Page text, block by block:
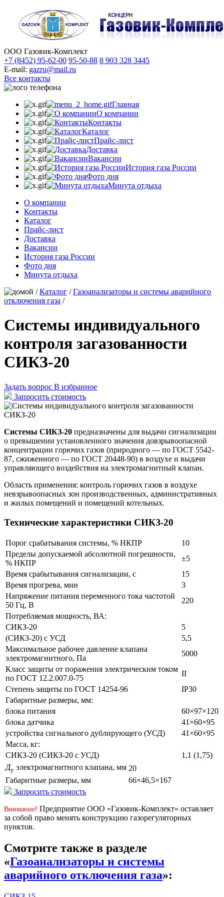
ООО Газовик-Комплект
+7 (8452) 95-62-00 95-50-88 8 903 328 3445
E-mail: gazru@mail.ru
Все контакты
Главная
О компании
Контакты
Каталог
Прайс-лист
Доставка
Вакансии
История газа России
Фото дня
Минута отдыха
О компании
Контакты
Каталог
Прайс-лист
Доставка
Вакансии
История газа России
Фото дня
Минута отдыха
/Каталог /Газоанализаторы и системы аварийного
отключения газа /
Системы индивидуального
контроля загазованности
СИКЗ-20
Задать вопрос В избранное
Запросить стоимость
Системы СИКЗ-20 предназначены для выдачи сигнализации
о превышении установленного значения довзрывоопасной
концентрации горючих газов (природного — по ГОСТ 5542-
87, сжиженного — по ГОСТ 20448-90) в воздухе и выдачи
управляющего воздействия на электромагнитный клапан.
Область применения: контроль горючих газов в воздухе
невзрывоопасных зон производственных, административных
и жилых помещений и помещений котельных.
Технические характеристики СИКЗ-20
Порог срабатывания системы, % НКПР
10
Пределы допускаемой абсолютной погрешности,
% НКПР
±5
Время срабытывания сигнализации, с
15
Время прогрева, мин
3
Напряжение питания переменного тока частотой
50 Гц, В
220
Потребляемая мощность, ВА:
СИКЗ-20
5
(СИКЗ-20) с УСД
5,5
Максимальное рабочее давление клапана
электромагнитного, Па
5000
Класс защиты от поражения электрическим током
по ГОСТ 12.2.007.0-75
II
Степень защиты по ГОСТ 14254-96
IP30
Габаритные размеры, мм:
блока питания
60×97×120
блока датчика
41×60×95
устройства сигнального дублирующего (УСД)
41×60×95
Масса, кг:
СИКЗ-20 (СИКЗ-20 с УСД)
1,1 (1,75)
Ду электромагнитного клапана, мм 20
Габаритные размеры, мм
66×46,5×167
Запросить стоимость
Внимание! Предприятие ООО «Газовик-Комплект» оставляет
за собой право менять конструкцию газорегуляторных
пунктов.
Смотрите также в разделе
«Газоанализаторы и системы
аварийного отключения газа»: